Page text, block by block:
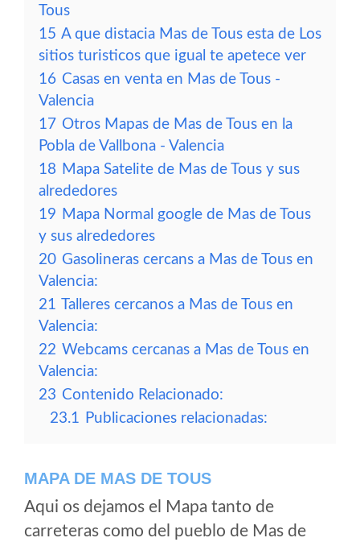
Tous
15 A que distacia Mas de Tous esta de Los
sitios turisticos que igual te apetece ver
16 Casas en venta en Mas de Tous -
Valencia
17 Otros Mapas de Mas de Tous en la
Pobla de Vallbona - Valencia
18 Mapa Satelite de Mas de Tous y sus
alrededores
19 Mapa Normal google de Mas de Tous
y sus alrededores
20 Gasolineras cercans a Mas de Tous en
Valencia:
21 Talleres cercanos a Mas de Tous en
Valencia:
22 Webcams cercanas a Mas de Tous en
Valencia:
23 Contenido Relacionado:
23.1 Publicaciones relacionadas:
MAPA DE MAS DE TOUS
Aqui os dejamos el Mapa tanto de
carreteras como del pueblo de Mas de